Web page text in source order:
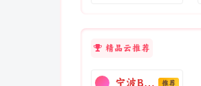
精品云推荐
宁波BGP-I9-14900K 推荐